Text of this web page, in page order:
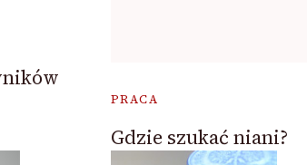
PRACA
Gdzie szukać niani?